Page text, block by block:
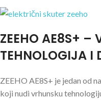
ZEEHO AE8S+ –
TEHNOLOGIJA I
ZEEHO AE8S+ je jedan od
koji nudi vrhunsku